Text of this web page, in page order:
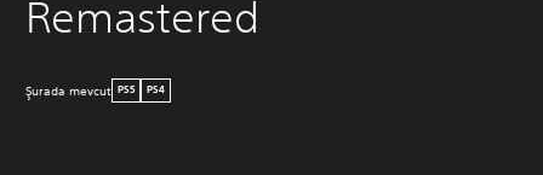
Remastered
Şurada mevcut PS5 PS4